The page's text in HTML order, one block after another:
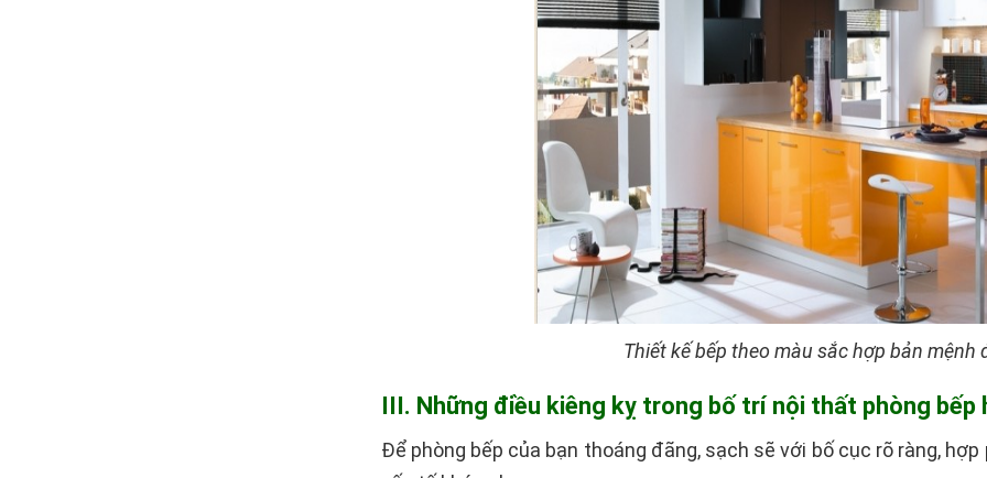
Thiết kế bếp theo màu sắc hợp bản mệnh
III. Những điều kiêng kỵ trong bố trí nội thất phòng bếp
Để phòng bếp của bạn thoáng đãng, sạch sẽ với bố cục rõ ràng,